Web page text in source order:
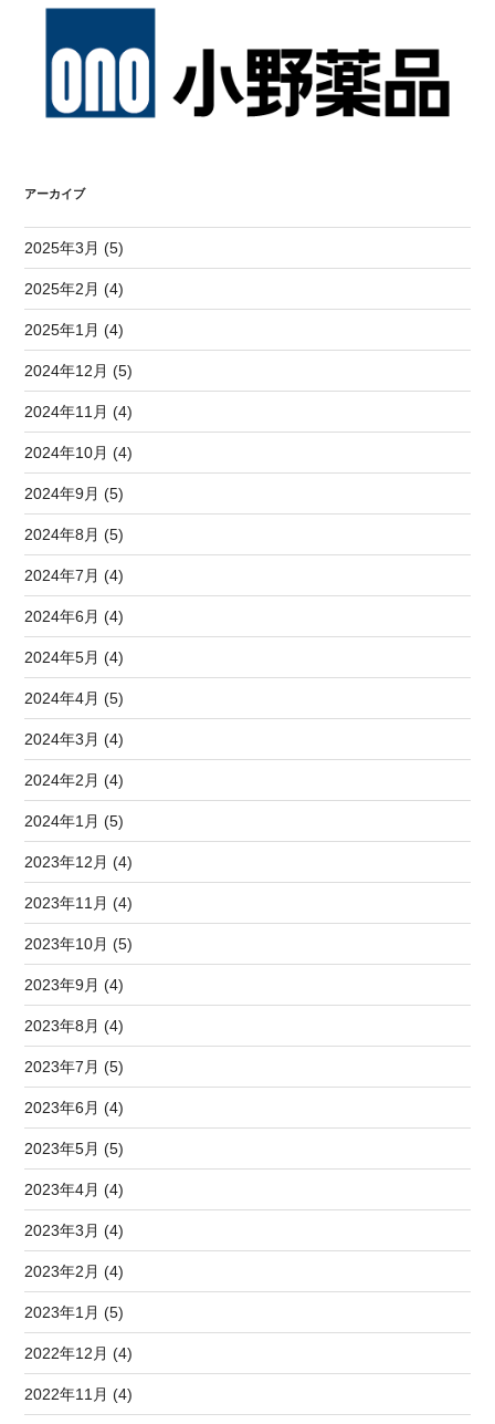
アーカイブ
2025年3月 (5)
2025年2月 (4)
2025年1月 (4)
2024年12月 (5)
2024年11月 (4)
2024年10月 (4)
2024年9月 (5)
2024年8月 (5)
2024年7月 (4)
2024年6月 (4)
2024年5月 (4)
2024年4月 (5)
2024年3月 (4)
2024年2月 (4)
2024年1月 (5)
2023年12月 (4)
2023年11月 (4)
2023年10月 (5)
2023年9月 (4)
2023年8月 (4)
2023年7月 (5)
2023年6月 (4)
2023年5月 (5)
2023年4月 (4)
2023年3月 (4)
2023年2月 (4)
2023年1月 (5)
2022年12月 (4)
2022年11月 (4)